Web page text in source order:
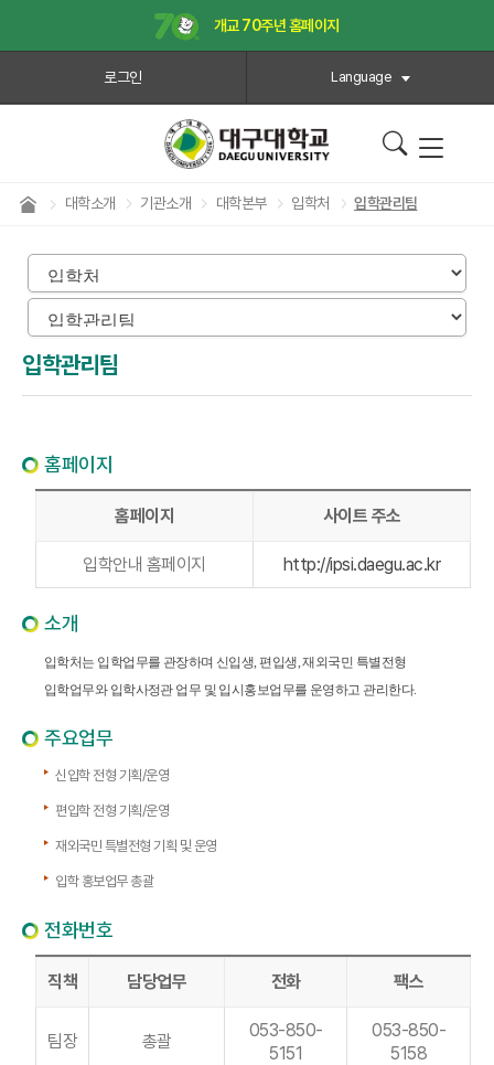
개교 70주년 홈페이지
로그인 Language
대학소개 기관소개 대학본부 입학처 입학관리팀
입학관리팀
홈페이지
홈페이지 사이트 주소
입학안내 홈페이지 http://ipsi.daegu.ac.kr
소개
입학처는 입학업무를 관장하며 신입생, 편입생, 재외국민 특별전형
입학업무와 입학사정관 업무 및 입시홍보업무를 운영하고 관리한다.
주요업무
신입학 전형 기획/운영
편입학 전형 기획/운영
재외국민 특별전형 기획 및 운영
입학 홍보업무 총괄
전화번호
직책 담당업무 전화 팩스
팀장 총괄
053-850-
5151
053-850-
5158